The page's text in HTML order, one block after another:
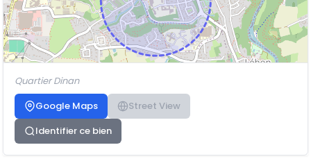
Quartier Dinan
Google Maps
Street View
Identifier ce bien